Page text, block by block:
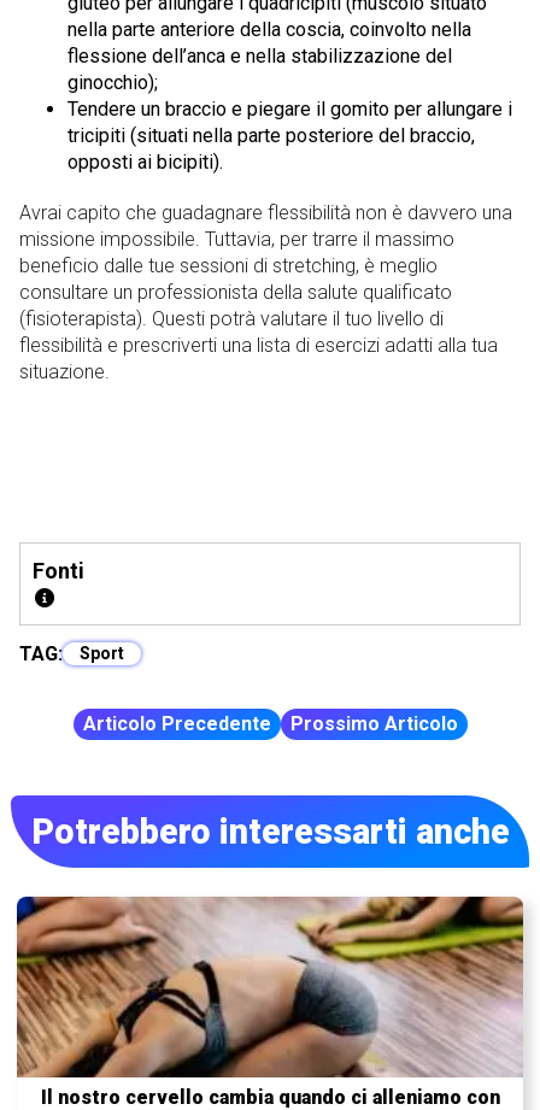
nella parte anteriore della coscia, coinvolto nella
flessione dell’anca e nella stabilizzazione del
ginocchio);
Tendere un braccio e piegare il gomito per allungare i
tricipiti (situati nella parte posteriore del braccio,
opposti ai bicipiti).
Avrai capito che guadagnare flessibilità non è davvero una
missione impossibile. Tuttavia, per trarre il massimo
beneficio dalle tue sessioni di stretching, è meglio
consultare un professionista della salute qualificato
(fisioterapista). Questi potrà valutare il tuo livello di
flessibilità e prescriverti una lista di esercizi adatti alla tua
situazione.
Fonti
TAG: Sport
Articolo Precedente Prossimo Articolo
Potrebbero interessarti anche
Il nostro cervello cambia quando ci alleniamo con